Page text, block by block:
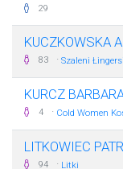
29
KUCZKOWSKA
83 · Szaleni Łingersi
KURCZ
4 · Cold Women
LITKOWIEC
94 · Litki